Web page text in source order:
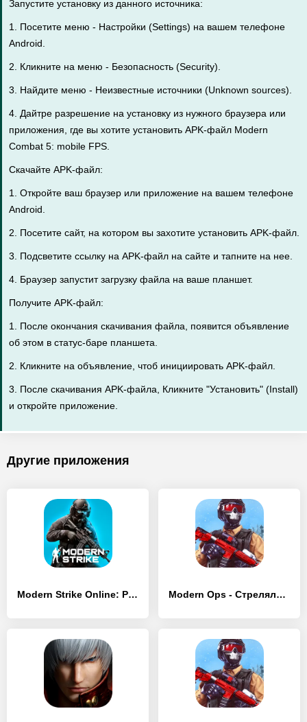
Запустите установку из данного источника:
1. Посетите меню - Настройки (Settings) на вашем телефоне
Android.
2. Кликните на меню - Безопасность (Security).
3. Найдите меню - Неизвестные источники (Unknown sources).
4. Дайтре разрешение на установку из нужного браузера или
приложения, где вы хотите установить APK-файл Modern
Combat 5: mobile FPS.
Скачайте APK-файл:
1. Откройте ваш браузер или приложение на вашем телефоне
Android.
2. Посетите сайт, на котором вы захотите установить APK-файл.
3. Подсветите ссылку на APK-файл на сайте и тапните на нее.
4. Браузер запустит загрузку файла на ваше планшет.
Получите APK-файл:
1. После окончания скачивания файла, появится объявление
об этом в статус-баре планшета.
2. Кликните на объявление, чтоб инициировать APK-файл.
3. После скачивания APK-файла, Кликните "Установить" (Install)
и откройте приложение.
Другие приложения
Modern Strike Online: PvP FPS - [Взлом/МОД Меню] Modern Ops - Стрелялки Онлайн - [Взлом/МОД Бесконечные деньги]